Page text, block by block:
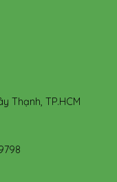
Thạnh, TP.HCM